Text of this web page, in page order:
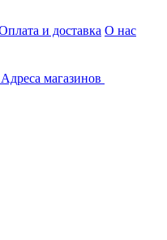
и доставка О нас
Адреса магазинов